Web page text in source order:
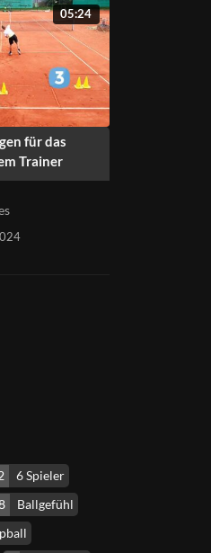
05:24
für das
Trainer
6 Spieler
Ballgefühl